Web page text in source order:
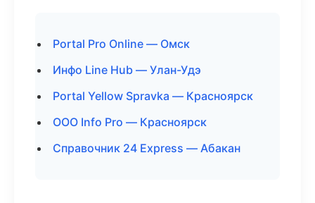
Portal Pro Online — Омск
Инфо Line Hub — Улан-Удэ
Portal Yellow Spravka — Красноярск
ООО Info Pro — Красноярск
Справочник 24 Express — Абакан